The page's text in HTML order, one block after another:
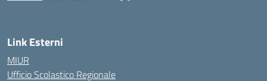
Link Esterni
MIUR
Ufficio Scolastico Regionale